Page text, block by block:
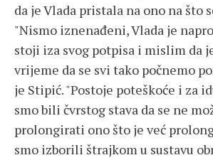
da je Vlada pristala na ono na što
"Nismo iznenađeni, Vlada je
stoji iza svog potpisa i mislim da
vrijeme da se svi tako počnemo
je Stipić. "Postoje poteškoće i za
smo bili čvrstog stava da se ne
prolongirati ono što je već
smo izborili štrajkom u sustavu